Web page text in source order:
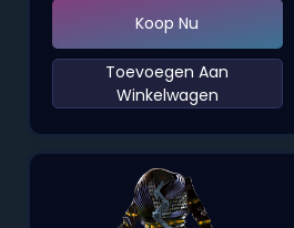
Koop Nu
‌Toevoegen Aan
Winkelwagen‌